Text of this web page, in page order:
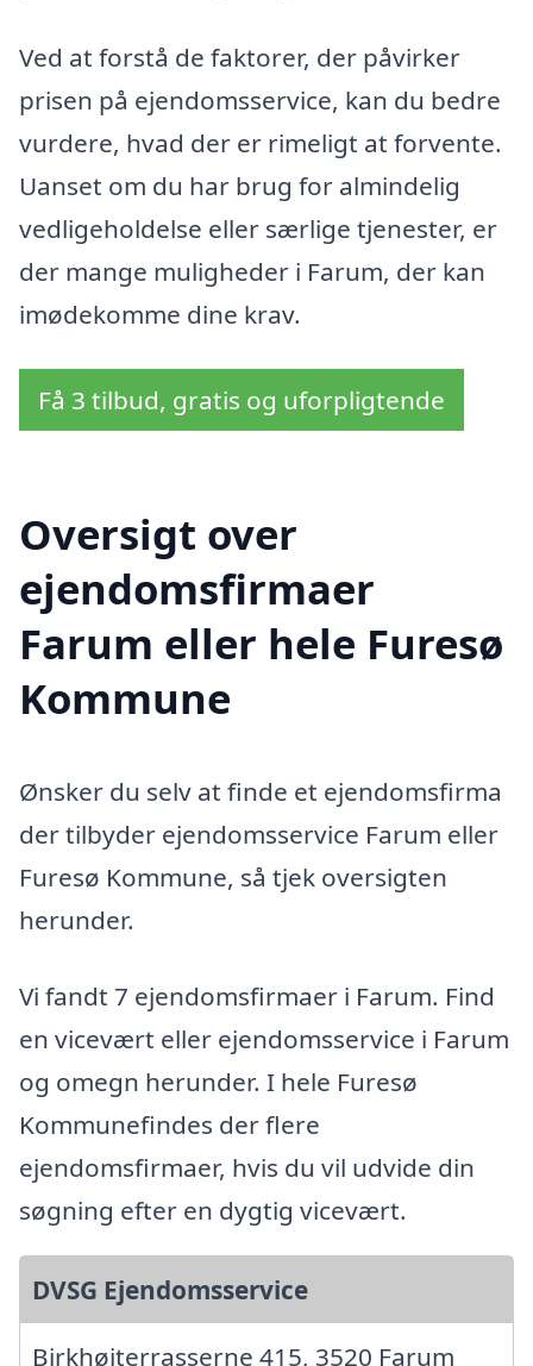
Ved at forstå de faktorer, der påvirker
prisen på ejendomsservice, kan du bedre
vurdere, hvad der er rimeligt at forvente.
Uanset om du har brug for almindelig
vedligeholdelse eller særlige tjenester, er
der mange muligheder i Farum, der kan
imødekomme dine krav.
Få 3 tilbud, gratis og uforpligtende
Oversigt over
ejendomsfirmaer
Farum eller hele Furesø
Kommune
Ønsker du selv at finde et ejendomsfirma
der tilbyder ejendomsservice Farum eller
Furesø Kommune, så tjek oversigten
herunder.
Vi fandt 7 ejendomsfirmaer i Farum. Find
en vicevært eller ejendomsservice i Farum
og omegn herunder. I hele Furesø
Kommunefindes der flere
ejendomsfirmaer, hvis du vil udvide din
søgning efter en dygtig vicevært.
DVSG Ejendomsservice
Birkhøjterrasserne 415, 3520 Farum